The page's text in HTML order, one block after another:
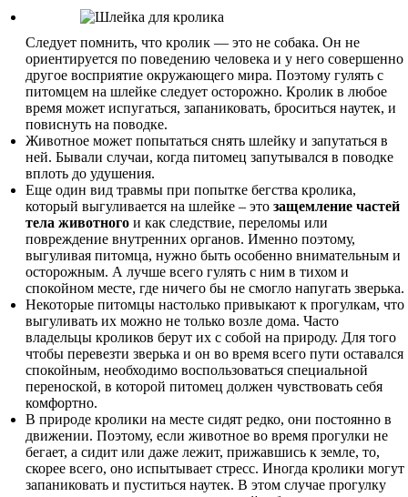
Следует помнить, что кролик — это не собака. Он не
ориентируется по поведению человека и у него совершенно
другое восприятие окружающего мира. Поэтому гулять с
питомцем на шлейке следует осторожно. Кролик в любое
время может испугаться, запаниковать, броситься наутек, и
повиснуть на поводке.
Животное может попытаться снять шлейку и запутаться в
ней. Бывали случаи, когда питомец запутывался в поводке
вплоть до удушения.
Еще один вид травмы при попытке бегства кролика,
который выгуливается на шлейке – это защемление частей
тела животного и как следствие, переломы или
повреждение внутренних органов. Именно поэтому,
выгуливая питомца, нужно быть особенно внимательным и
осторожным. А лучше всего гулять с ним в тихом и
спокойном месте, где ничего бы не смогло напугать зверька.
Некоторые питомцы настолько привыкают к прогулкам, что
выгуливать их можно не только возле дома. Часто
владельцы кроликов берут их с собой на природу. Для того
чтобы перевезти зверька и он во время всего пути оставался
спокойным, необходимо воспользоваться специальной
переноской, в которой питомец должен чувствовать себя
комфортно.
В природе кролики на месте сидят редко, они постоянно в
движении. Поэтому, если животное во время прогулки не
бегает, а сидит или даже лежит, прижавшись к земле, то,
скорее всего, оно испытывает стресс. Иногда кролики могут
запаниковать и пуститься наутек. В этом случае прогулку